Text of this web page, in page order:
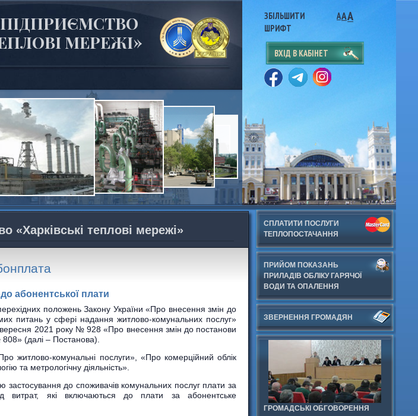
ЗБІЛЬШИТИ
ШРИФТ
AAA
ВХІД В КАБІНЕТ
МЕРЕЖІ»
СПЛАТИТИ ПОСЛУГИ
ТЕПЛОПОСТАЧАННЯ
ПРИЙОМ ПОКАЗАНЬ
ПРИЛАДІВ ОБЛІКУ ГАРЯЧОЇ
ВОДИ ТА ОПАЛЕННЯ
ЗВЕРНЕННЯ ГРОМАДЯН
ГРОМАДСЬКІ ОБГОВОРЕННЯ
«Харківські теплові мережі»
абонентської плати
положень Закону України «Про внесення змін до
питань у сфері надання житлово-комунальних послуг»
2021 року № 928 «Про внесення змін до постанови
808» (далі – Постанова).
житлово-комунальні послуги», «Про комерційний облік
та метрологічну діяльність».
застосування до споживачів комунальних послуг плати за
витрат, які включаються до плати за абонентське